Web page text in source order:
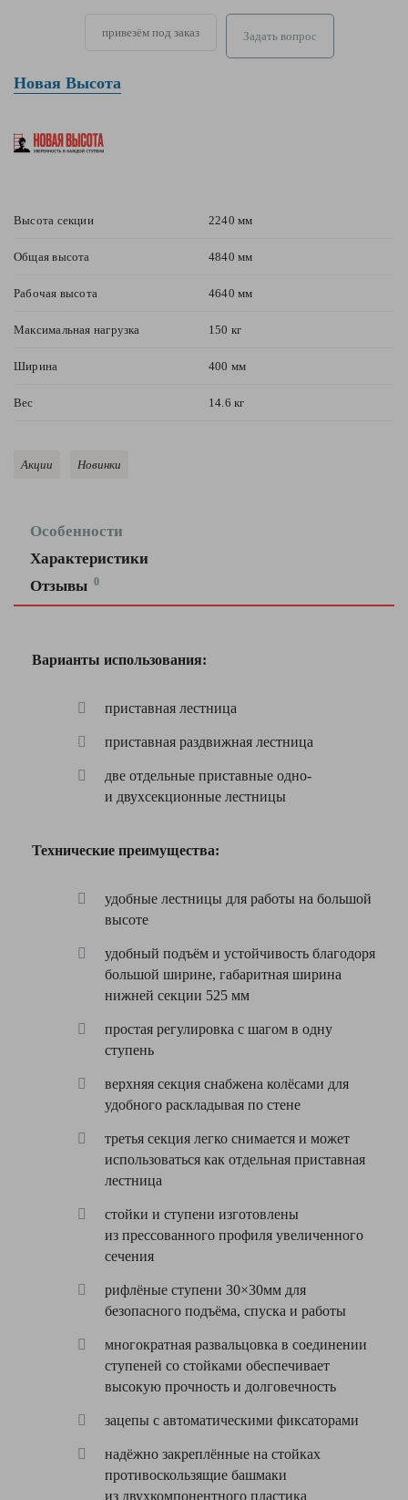
привезём под заказ Задать вопрос
Новая Высота
Высота секции 2240 мм
Общая высота 4840 мм
Рабочая высота 4640 мм
Максимальная нагрузка 150 кг
Ширина 400 мм
Вес 14.6 кг
Акции Новинки
Особенности
Характеристики
Отзывы 0
Варианты использования:
приставная лестница
приставная раздвижная лестница
две отдельные приставные одно-
и двухсекционные лестницы
Технические преимущества:
удобные лестницы для работы на большой
высоте
удобный подъём и устойчивость благодоря
большой ширине, габаритная ширина
нижней секции 525 мм
простая регулировка с шагом в одну
ступень
верхняя секция снабжена колёсами для
удобного раскладывая по стене
третья секция легко снимается и может
использоваться как отдельная приставная
лестница
стойки и ступени изготовлены
из прессованного профиля увеличенного
сечения
рифлёные ступени 30×30мм для
безопасного подъёма, спуска и работы
многократная развальцовка в соединении
ступеней со стойками обеспечивает
высокую прочность и долговечность
зацепы с автоматическими фиксаторами
надёжно закреплённые на стойках
противоскользящие башмаки
из двухкомпонентного пластика
Общая высота
4840
4640
кг
приставная
лестница
промышленное
алюминий
3
восхождение
Нет
Нет
Оставить
отзыв
Ваша
Комментарий
Я согласен с
данного сайта